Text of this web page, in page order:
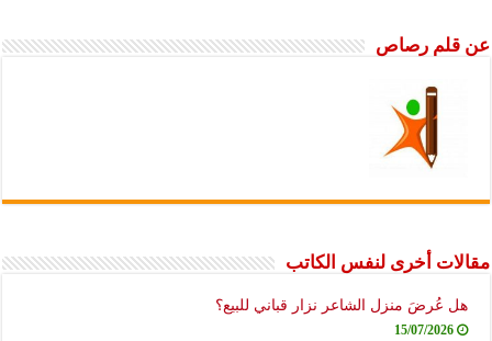
عن قلم رصاص
مقالات أخرى لنفس الكاتب
هل عُرضَ منزل الشاعر نزار قباني للبيع؟
15/07/2026